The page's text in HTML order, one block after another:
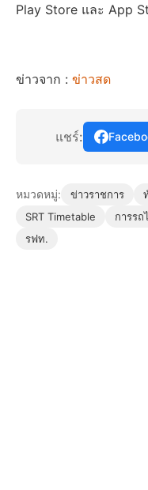
Play Store และ App
ข่าวจาก : ข่าวสด
แชร์:
หมวดหมู่: ข่าวราชการ
SRT Timetable การรถ
รฟท.